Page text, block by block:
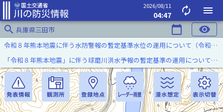
2026/08/11
04:47 autorenew
menu
search 兵庫県三田市 calendar_today visibility
令和８年熊本地震に伴う水防警報の暫定基準水位の運用について（令和８年８月７日）
「令和８年熊本地震」に伴う球磨川洪水予報の暫定基準の運用について（令和８年８月５日）